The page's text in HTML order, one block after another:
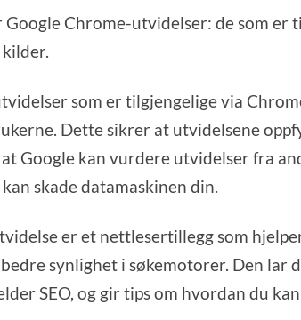
Chrome-utvidelser: de som er
som er tilgjengelige via
Dette sikrer at utvidelsene
Google kan vurdere utvidelser fra
skade datamaskinen din.
er et nettlesertillegg som
synlighet i søkemotorer. Den lar
SEO, og gir tips om hvordan du